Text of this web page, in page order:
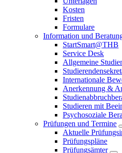
Kosten
Fristen
Formulare
Information und
StartSmart@THB
Service Desk
Allgemeine
Internationale
Anerkennung &
Studieren mit
Psychosoziale
Prüfungen und Termine
Aktuelle
Prüfungspläne
Prüfungsämter